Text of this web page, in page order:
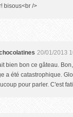
bisous<br />
20/01/2013
bien bon ce gâteau.
a été catastrophique.
pour parler. C'est